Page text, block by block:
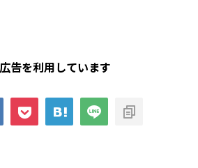
告を利用しています